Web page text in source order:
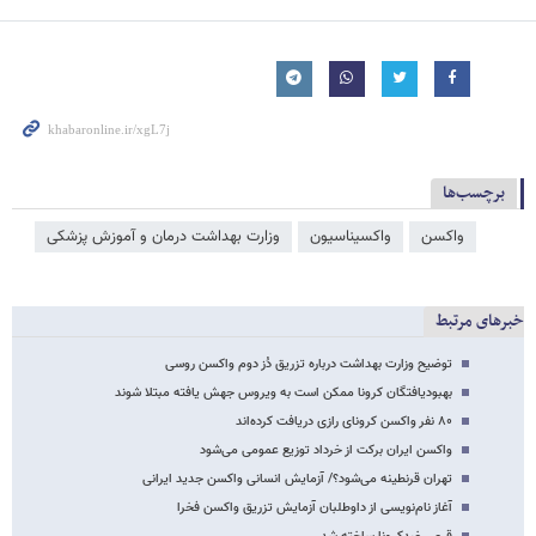
برچسب‌ها
واکسن واکسیناسیون وزارت بهداشت درمان و آموزش پزشکی
خبرهای مرتبط
توضیح وزارت بهداشت درباره تزریق دُز دوم واکسن روسی
بهبودیافتگان کرونا ممکن است به ویروس جهش یافته مبتلا شوند
۸۰ نفر واکسن کرونای رازی دریافت کرده‌اند
واکسن ایران برکت از خرداد توزیع عمومی می‌شود
تهران قرنطینه می‌شود؟/ آزمایش انسانی واکسن جدید ایرانی
آغاز نام‌نویسی از داوطلبان آزمایش تزریق واکسن فخرا